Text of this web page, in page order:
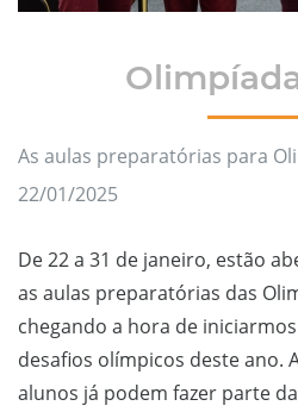
As aulas preparatórias para
22/01/2025
De 22 a 31 de janeiro, estão
as aulas preparatórias das
chegando a hora de
desafios olímpicos deste ano.
alunos já podem fazer parte